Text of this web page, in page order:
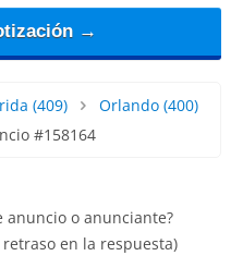
→
(409) Orlando (400)
#158164
anuncio o anunciante?
en la respuesta)